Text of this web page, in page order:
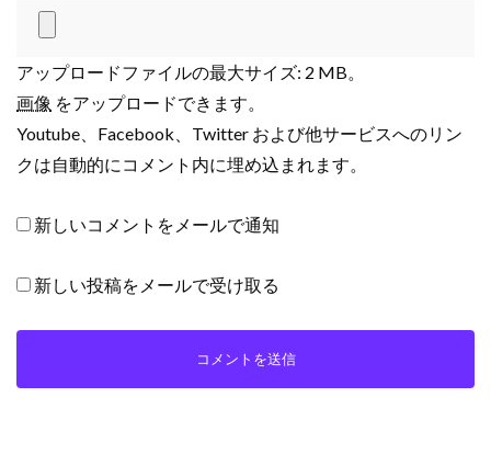
アップロードファイルの最大サイズ: 2 MB。
画像 をアップロードできます。
Youtube、Facebook、Twitter および他サービスへのリン
クは自動的にコメント内に埋め込まれます。
新しいコメントをメールで通知
新しい投稿をメールで受け取る